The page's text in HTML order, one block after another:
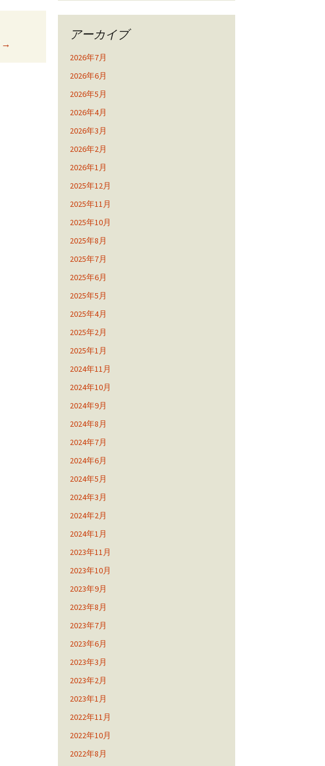
→
アーカイブ
2026年7月
2026年6月
2026年5月
2026年4月
2026年3月
2026年2月
2026年1月
2025年12月
2025年11月
2025年10月
2025年8月
2025年7月
2025年6月
2025年5月
2025年4月
2025年2月
2025年1月
2024年11月
2024年10月
2024年9月
2024年8月
2024年7月
2024年6月
2024年5月
2024年3月
2024年2月
2024年1月
2023年11月
2023年10月
2023年9月
2023年8月
2023年7月
2023年6月
2023年3月
2023年2月
2023年1月
2022年11月
2022年10月
2022年8月